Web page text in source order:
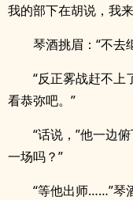
我的部下在胡说，我
琴酒挑眉：“不去
“反正雾战赶不上
看恭弥吧。”
“话说，”他一边
一场吗？”
“等他出师……”琴